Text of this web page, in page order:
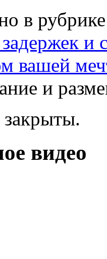
в
и
вашей
и
видео